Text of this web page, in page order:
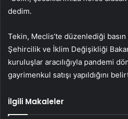
dedim.
Tekin, Meclis’te düzenlediği basın
Şehircilik ve İklim Değişikliği
kuruluşlar aracılığıyla pandemi
gayrimenkul satışı yapıldığını
İlgili Makaleler